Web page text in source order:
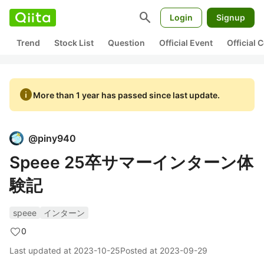
search Login Signup
Trend Stock List Question Official Event Official
infoMore than 1 year has passed since last update.
@piny940
Speee 25卒サマーインターン体
験記
speee
インターン
0
Last updated at 2023-10-25Posted at 2023-09-29